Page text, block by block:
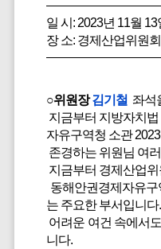
일 시: 2023년 11월 13
장 소: 경제산업위원
○위원장김기철 좌석
지금부터 지방자치
자유구역청 소관
존경하는 위원님 여
지금부터 경제산업
동해안권경제자유
는 주요한 부서입니다.
어려운 여건 속에서
니다.